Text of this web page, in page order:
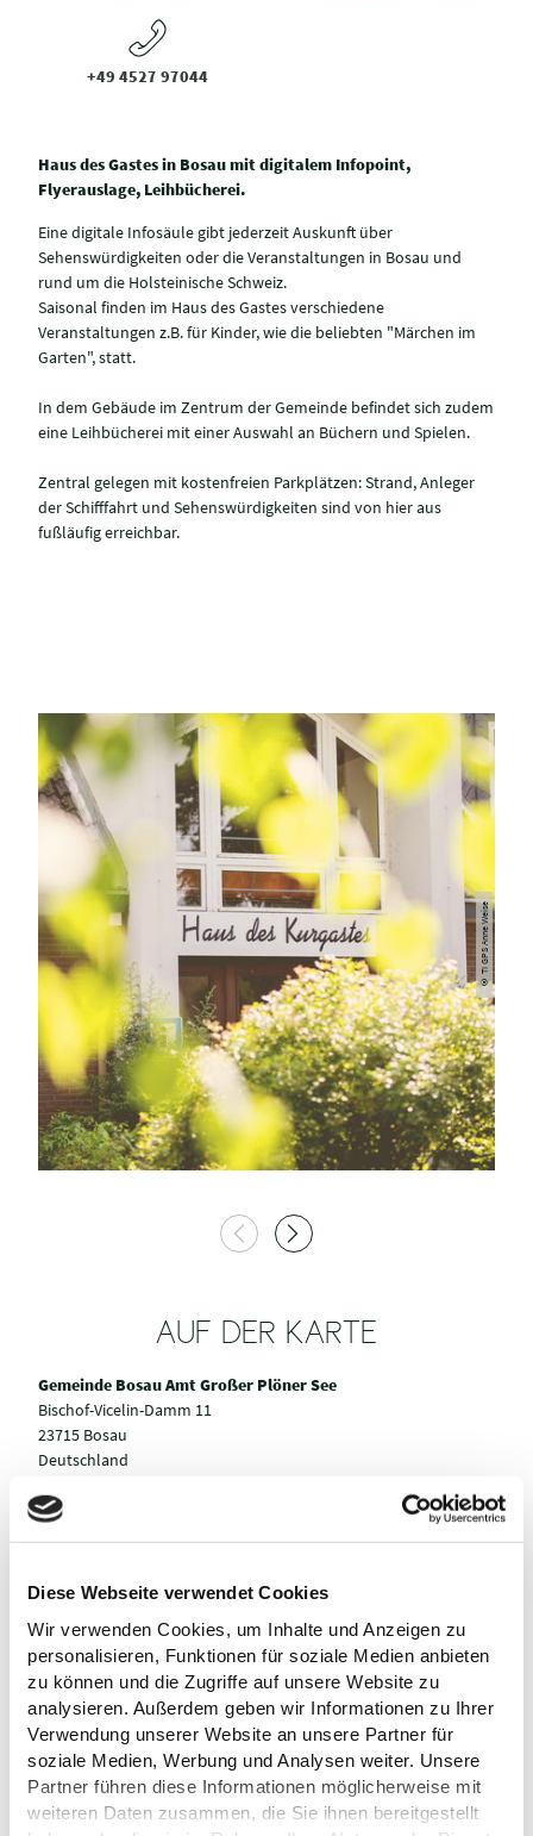
Diese Webseite verwendet Cookies
Wir verwenden Cookies, um Inhalte und Anzeigen zu
personalisieren, Funktionen für soziale Medien anbieten
zu können und die Zugriffe auf unsere Website zu
analysieren. Außerdem geben wir Informationen zu Ihrer
Verwendung unserer Website an unsere Partner für
soziale Medien, Werbung und Analysen weiter. Unsere
Partner führen diese Informationen möglicherweise mit
weiteren Daten zusammen, die Sie ihnen bereitgestellt
+49 4527 97044
Haus des Gastes in Bosau mit digitalem Infopoint,
Flyerauslage, Leihbücherei.
Eine digitale Infosäule gibt jederzeit Auskunft über
Sehenswürdigkeiten oder die Veranstaltungen in Bosau und
rund um die Holsteinische Schweiz.
Saisonal finden im Haus des Gastes verschiedene
Veranstaltungen z.B. für Kinder, wie die beliebten "Märchen im
Garten", statt.
In dem Gebäude im Zentrum der Gemeinde befindet sich zudem
eine Leihbücherei mit einer Auswahl an Büchern und Spielen.
Zentral gelegen mit kostenfreien Parkplätzen: Strand, Anleger
der Schifffahrt und Sehenswürdigkeiten sind von hier aus
fußläufig erreichbar.
© TI GPS Anne Weise
AUF DER KARTE
Gemeinde Bosau Amt Großer Plöner See
Bischof-Vicelin-Damm 11
23715 Bosau
Deutschland
E-Mail: